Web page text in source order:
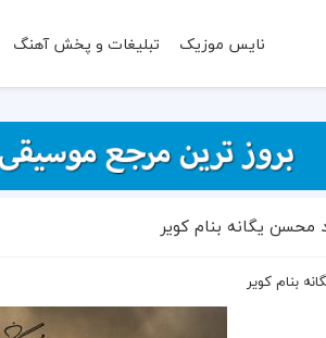
نایس موزیک تبلیغات و پخش آهنگ
محسن یگانه بنام کویر
بنام کویر